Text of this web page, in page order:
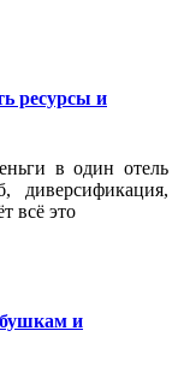
ресурсы и
в один отель
всё это
и